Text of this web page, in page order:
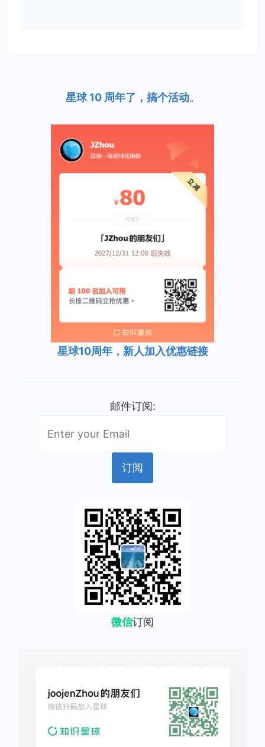
星球 10 周年了，搞个活动。
星球10周年，新人加入优惠链接
邮件订阅:
微信订阅